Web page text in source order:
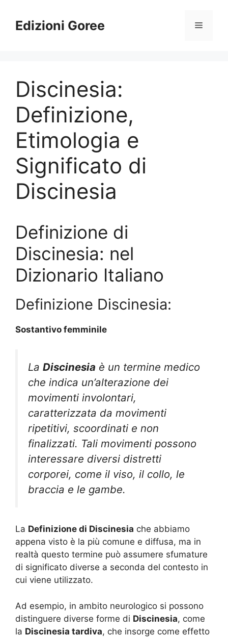
contenuto
Edizioni Goree Menu
Discinesia:
Definizione,
Etimologia e
Significato di
Discinesia
Definizione di
Discinesia: nel
Dizionario Italiano
Definizione Discinesia:
Sostantivo femminile
La Discinesia è un termine medico
che indica un’alterazione dei
movimenti involontari,
caratterizzata da movimenti
ripetitivi, scoordinati e non
finalizzati. Tali movimenti possono
interessare diversi distretti
corporei, come il viso, il collo, le
braccia e le gambe.
La Definizione di Discinesia che abbiamo
appena visto è la più comune e diffusa, ma in
realtà questo termine può assumere sfumature
di significato diverse a seconda del contesto in
cui viene utilizzato.
Ad esempio, in ambito neurologico si possono
distinguere diverse forme di Discinesia, come
la Discinesia tardiva, che insorge come effetto